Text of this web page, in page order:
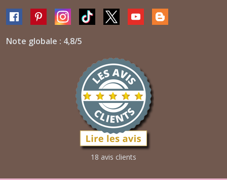
Note globale : 4,8/5
18 avis clients